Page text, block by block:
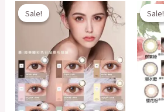
Sale!
Sale!
Original
price
was:
$158.00.
Current
price
is:
$100.00.
Sale!
Sale!